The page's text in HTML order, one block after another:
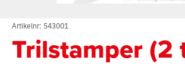
Artikelnr: 543001
Trilstamper (2